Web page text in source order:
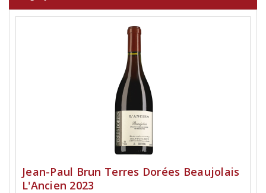
Jean-Paul Brun Terres Dorées Beaujolais
L'Ancien 2023